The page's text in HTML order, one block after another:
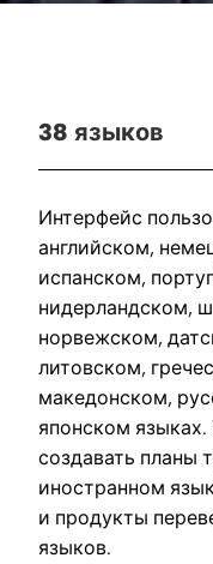
38 языков
Интерфейс
английском,
испанском,
нидерландском,
норвежском,
литовском,
македонском,
японском
создавать планы
иностранном
и продукты
языков.